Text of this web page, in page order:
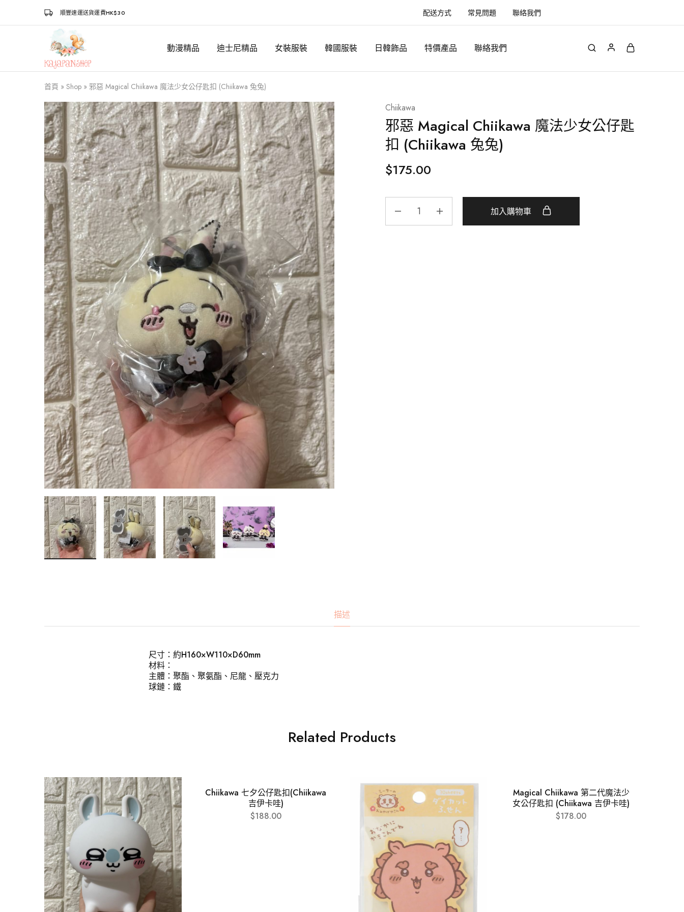
順豐速運送貨運費HK$30 配送方式 常見問題 聯絡我們
Kajapanshop
日
韓
百
貨
店
動漫精品 迪士尼精品 女裝服裝 韓國服裝 日韓飾品 特價產品 聯絡我們
首頁 » Shop » 邪惡 Magical Chiikawa 魔法少女公仔匙扣 (Chiikawa 兔兔)
Chiikawa
邪惡 Magical Chiikawa 魔法少女公仔匙
扣 (Chiikawa 兔兔)
$175.00
加入購物車
描述
尺寸：約H160×W110×D60mm
材料：
主體：聚酯、聚氨酯、尼龍、壓克力
球鏈：鐵
Related Products
Chiikawa 七夕公仔匙扣(Chiikawa
吉伊卡哇)
$188.00
Magical Chiikawa 第二代魔法少
女公仔匙扣 (Chiikawa 吉伊卡哇)
$178.00